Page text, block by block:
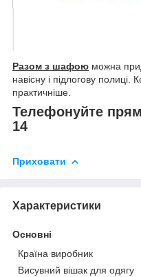
Разом з шафою можна
навісну і підлогову полиці.
практичніше.
Телефонуйте
14
Приховати
Характеристики
Основні
Країна виробник
Висувний вішак для одягу